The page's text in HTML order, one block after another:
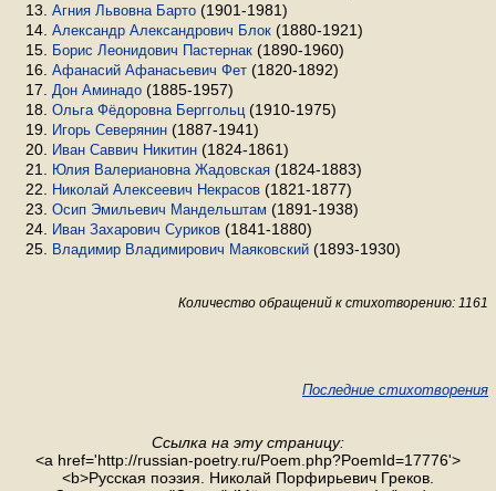
Агния Львовна Барто (1901-1981)
Александр Александрович Блок (1880-1921)
Борис Леонидович Пастернак (1890-1960)
Афанасий Афанасьевич Фет (1820-1892)
Дон Аминадо (1885-1957)
Ольга Фёдоровна Берггольц (1910-1975)
Игорь Северянин (1887-1941)
Иван Саввич Никитин (1824-1861)
Юлия Валериановна Жадовская (1824-1883)
Николай Алексеевич Некрасов (1821-1877)
Осип Эмильевич Мандельштам (1891-1938)
Иван Захарович Суриков (1841-1880)
Владимир Владимирович Маяковский (1893-1930)
Количество обращений к стихотворению: 1161
Последние стихотворения
Ссылка на эту страницу:
<a href='http://russian-poetry.ru/Poem.php?PoemId=17776'>
<b>Русская поэзия. Николай Порфирьевич Греков.